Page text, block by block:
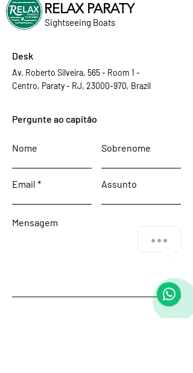
RELAX PARATY
Sightseeing Boats
Desk
Av. Roberto Silveira, 565 - Room 1 -
Centro, Paraty - RJ, 23000-970, Brazil
Pergunte ao capitão
Nome Sobrenome
Email Assunto
Mensagem